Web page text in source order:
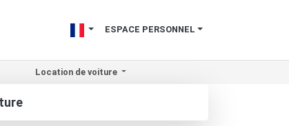
ESPACE PERSONNEL
Location de voiture